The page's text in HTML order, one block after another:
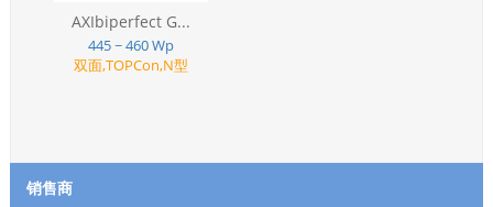
AXIbiperfect G...
445 ~ 460 Wp
双面,TOPCon,N型
销售商